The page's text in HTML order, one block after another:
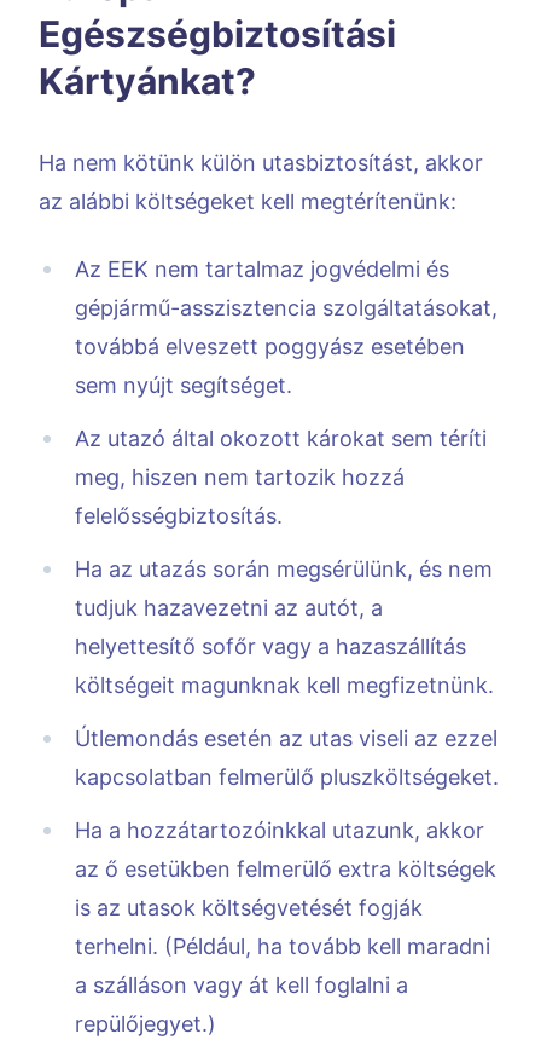
Egészségbiztosítási
Kártyánkat?
Ha nem kötünk külön utasbiztosítást, akkor
az alábbi költségeket kell megtérítenünk:
Az EEK nem tartalmaz jogvédelmi és
gépjármű-asszisztencia szolgáltatásokat,
továbbá elveszett poggyász esetében
sem nyújt segítséget.
Az utazó által okozott károkat sem téríti
meg, hiszen nem tartozik hozzá
felelősségbiztosítás.
Ha az utazás során megsérülünk, és nem
tudjuk hazavezetni az autót, a
helyettesítő sofőr vagy a hazaszállítás
költségeit magunknak kell megfizetnünk.
Útlemondás esetén az utas viseli az ezzel
kapcsolatban felmerülő pluszköltségeket.
Ha a hozzátartozóinkkal utazunk, akkor
az ő esetükben felmerülő extra költségek
is az utasok költségvetését fogják
terhelni. (Például, ha tovább kell maradni
a szálláson vagy át kell foglalni a
repülőjegyet.)